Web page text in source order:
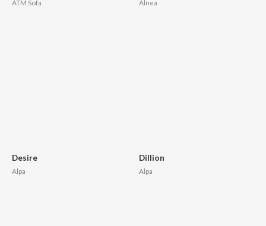
ATM Sofa Alnea
Desire
Alpa
Dillion
Alpa